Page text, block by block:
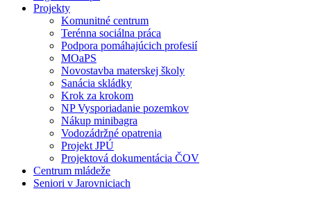
Projekty
Komunitné centrum
Terénna sociálna práca
Podpora pomáhajúcich profesií
MOaPS
Novostavba materskej školy
Sanácia skládky
Krok za krokom
NP Vysporiadanie pozemkov
Nákup minibagra
Vodozádržné opatrenia
Projekt JPÚ
Projektová dokumentácia ČOV
Centrum mládeže
Seniori v Jarovniciach